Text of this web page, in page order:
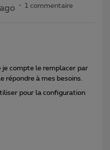
1 commentaire
je compte le remplacer par
répondre à mes besoins.
pour la configuration